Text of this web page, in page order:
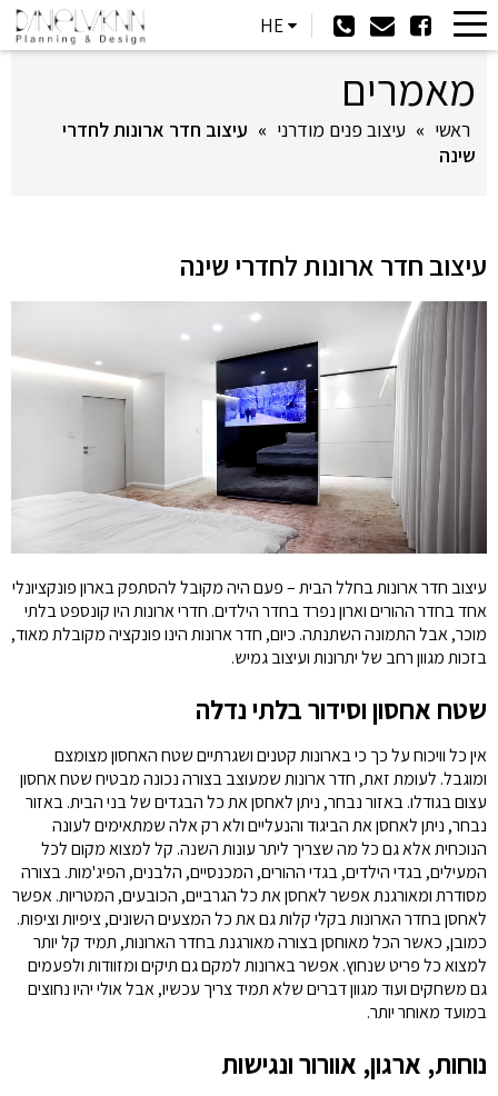
HE
מאמרים
ראשי » עיצוב פנים מודרני » עיצוב חדר ארונות לחדרי
שינה
עיצוב חדר ארונות לחדרי שינה
עיצוב חדר ארונות בחלל הבית – פעם היה מקובל להסתפק בארון פונקציונלי
אחד בחדר ההורים וארון נפרד בחדר הילדים. חדרי ארונות היו קונספט בלתי
מוכר, אבל התמונה השתנתה. כיום, חדר ארונות הינו פונקציה מקובלת מאוד,
בזכות מגוון רחב של יתרונות ועיצוב גמיש.
שטח אחסון וסידור בלתי נדלה
אין כל וויכוח על כך כי בארונות קטנים ושגרתיים שטח האחסון מצומצם
ומוגבל. לעומת זאת, חדר ארונות שמעוצב בצורה נכונה מבטיח שטח אחסון
עצום בגודלו. באזור נבחר, ניתן לאחסן את כל הבגדים של בני הבית. באזור
נבחר, ניתן לאחסן את הביגוד והנעליים ולא רק אלה שמתאימים לעונה
הנוכחית אלא גם כל מה שצריך ליתר עונות השנה. קל למצוא מקום לכל
המעילים, בגדי הילדים, בגדי ההורים, המכנסיים, הלבנים, הפיג'מות. בצורה
מסודרת ומאורגנת אפשר לאחסן את כל הגרביים, הכובעים, המטריות. אפשר
לאחסן בחדר הארונות בקלי קלות גם את כל המצעים השונים, ציפיות וציפות.
כמובן, כאשר הכל מאוחסן בצורה מאורגנת בחדר הארונות, תמיד קל יותר
למצוא כל פריט שנחוץ. אפשר בארונות למקם גם תיקים ומזוודות ולפעמים
גם משחקים ועוד מגוון דברים שלא תמיד צריך עכשיו, אבל אולי יהיו נחוצים
במועד מאוחר יותר.
נוחות, ארגון, אוורור ונגישות